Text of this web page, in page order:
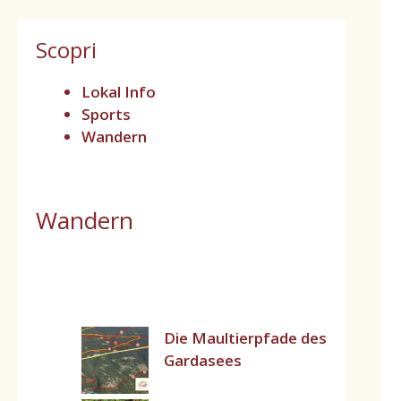
Scopri
Lokal Info
Sports
Wandern
Wandern
Die Maultierpfade des
Gardasees